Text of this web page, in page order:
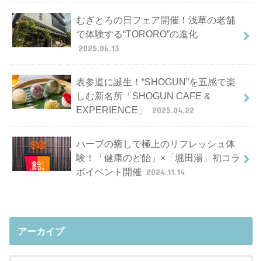
むぎとろの日フェア開催！浅草の老舗
で体験する“TORORO”の進化
2025.06.13
表参道に誕生！“SHOGUN”を五感で楽
しむ新名所「SHOGUN CAFE &
EXPERIENCE」
2025.04.22
ハーブの癒しで極上のリフレッシュ体
験！「健康のど飴」×「堀田湯」初コラ
ボイベント開催 2024.11.14
アーカイブ